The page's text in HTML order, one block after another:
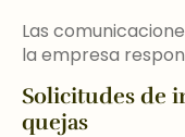
Las
la empresa
Solicitudes de
quejas